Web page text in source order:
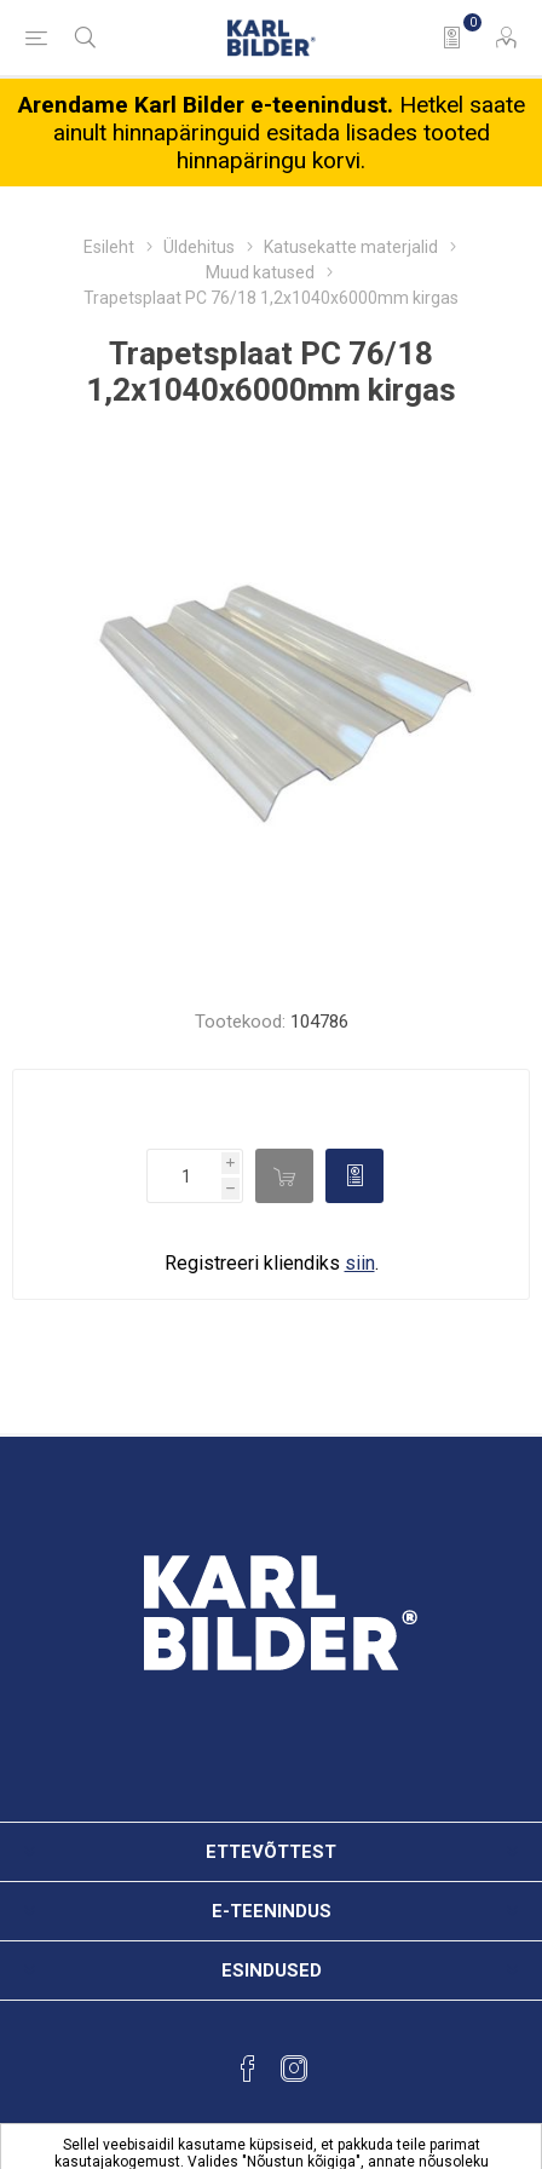
0
Arendame Karl Bilder e-teenindust. Hetkel saate
ainult hinnapäringuid esitada lisades tooted
hinnapäringu korvi.
Esileht Üldehitus
Katusekatte materjalid
Muud katused
Trapetsplaat PC 76/18 1,2x1040x6000mm kirgas
Trapetsplaat PC 76/18
1,2x1040x6000mm kirgas
Tootekood: 104786
i
h
d 
Registreeri kliendiks siin.
ETTEVÕTTEST
E-TEENINDUS
ESINDUSED
Sellel veebisaidil kasutame küpsiseid, et pakkuda teile parimat
kasutajakogemust. Valides "Nõustun kõigiga", annate nõusoleku